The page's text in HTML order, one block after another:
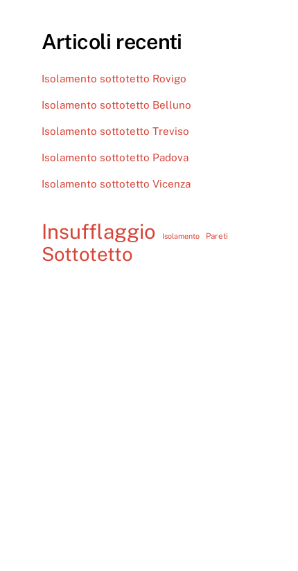
Articoli recenti
Isolamento sottotetto Rovigo
Isolamento sottotetto Belluno
Isolamento sottotetto Treviso
Isolamento sottotetto Padova
Isolamento sottotetto Vicenza
Insufflaggio Isolamento Pareti
Sottotetto